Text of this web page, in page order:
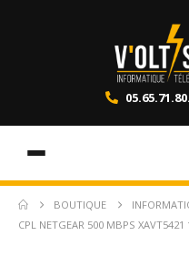
BOUTIQUE
CPL NETGEAR 500 MBPS XAVT5421